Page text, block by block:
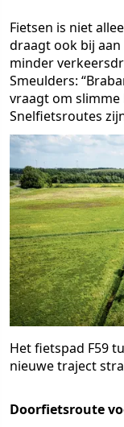
Fietsen is niet
draagt ook bij
minder
Smeulders:
vraagt om slimme
Snelfietsroutes
Het fietspad F59
nieuwe traject
Doorfietsroute